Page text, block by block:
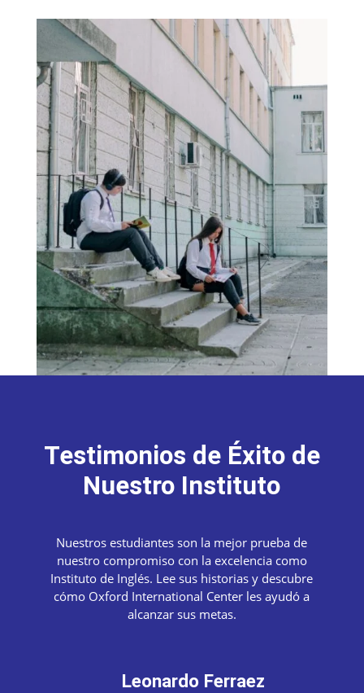
Testimonios de Éxito de
Nuestro Instituto
Nuestros estudiantes son la mejor prueba de
nuestro compromiso con la excelencia como
Instituto de Inglés. Lee sus historias y descubre
cómo Oxford International Center les ayudó a
alcanzar sus metas.
Leonardo Ferraez